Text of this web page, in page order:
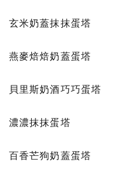
玄米奶蓋抹抹蛋塔
燕麥焙焙奶蓋蛋塔
貝里斯奶酒巧巧蛋塔
濃濃抹抹蛋塔
百香芒狗奶蓋蛋塔